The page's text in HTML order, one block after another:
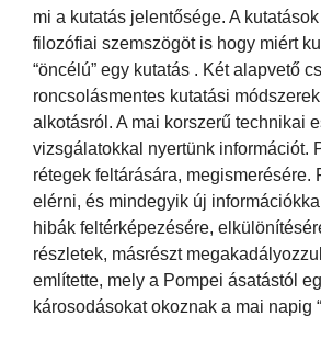
mi a kutatás jelentősége. A
filozófiai szemszögöt is hogy miért
“öncélú” egy kutatás . Két alapvető
roncsolásmentes kutatási
alkotásról. A mai korszerű technikai
vizsgálatokkal nyertünk információt.
rétegek feltárására,
elérni, és mindegyik új
hibák feltérképezésére,
részletek, másrészt
említette, mely a Pompei ásatástól
károsodásokat okoznak a mai napig